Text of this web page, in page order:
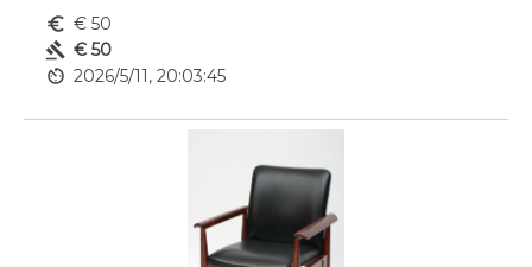
euro_symbol € 50
gavel € 50
av_timer 2026/5/11, 20:03:45